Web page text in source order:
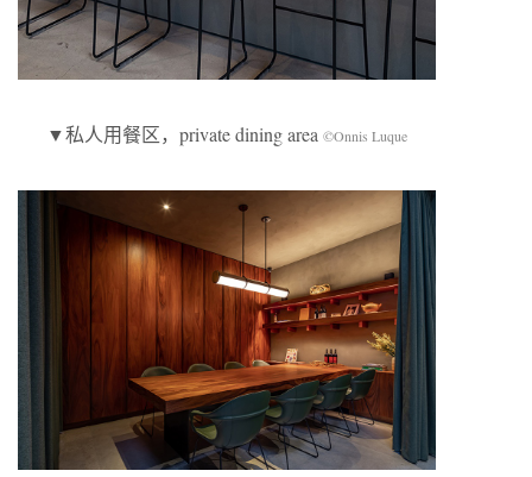
▼私人用餐区，private dining area ©Onnis Luque